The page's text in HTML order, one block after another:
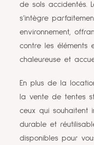
de sols accidentés.
s’intègre
environnement,
contre les éléments
chaleureuse et
En plus de la
la vente de tentes
ceux qui souhaitent
durable et
disponibles pour